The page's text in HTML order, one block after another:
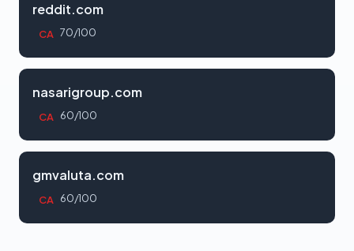
reddit.com
CA 70/100
nasarigroup.com
CA 60/100
gmvaluta.com
CA 60/100